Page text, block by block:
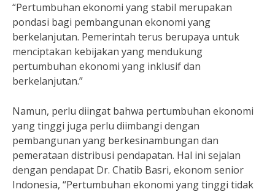
“Pertumbuhan ekonomi yang stabil merupakan
pondasi bagi pembangunan ekonomi yang
berkelanjutan. Pemerintah terus berupaya untuk
menciptakan kebijakan yang mendukung
pertumbuhan ekonomi yang inklusif dan
berkelanjutan.”
Namun, perlu diingat bahwa pertumbuhan ekonomi
yang tinggi juga perlu diimbangi dengan
pembangunan yang berkesinambungan dan
pemerataan distribusi pendapatan. Hal ini sejalan
dengan pendapat Dr. Chatib Basri, ekonom senior
Indonesia, “Pertumbuhan ekonomi yang tinggi tidak